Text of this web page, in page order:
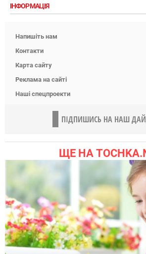
ІНФОРМАЦІЯ
Напишіть нам
Контакти
Карта сайту
Реклама на сайті
Наші спецпроекти
ПІДПИШИСЬ НА НАШ
ЩЕ НА